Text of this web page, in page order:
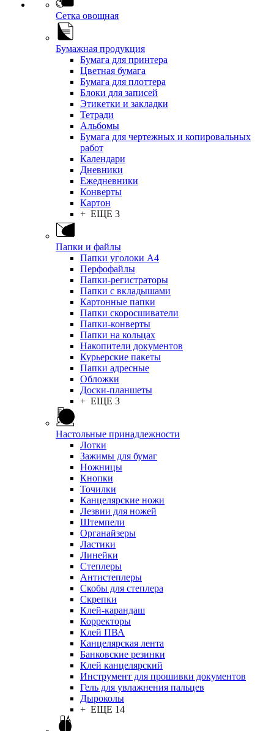
Сетка овощная
Бумажная продукция
Бумага для принтера
Цветная бумага
Бумага для плоттера
Блоки для записей
Этикетки и закладки
Тетради
Альбомы
Бумага для чертежных и копировальных
работ
Календари
Дневники
Ежедневники
Конверты
Картон
+ ЕЩЕ 3
Папки и файлы
Папки уголоки А4
Перфофайлы
Папки-регистраторы
Папки с вкладышами
Картонные папки
Папки скоросшиватели
Папки-конверты
Папки на кольцах
Накопители документов
Курьерские пакеты
Папки адресные
Обложки
Доски-планшеты
+ ЕЩЕ 3
Настольные принадлежности
Лотки
Зажимы для бумаг
Ножницы
Кнопки
Точилки
Канцелярские ножи
Лезвии для ножей
Штемпели
Органайзеры
Ластики
Линейки
Степлеры
Антистеплеры
Скобы для степлера
Скрепки
Клей-карандаш
Корректоры
Клей ПВА
Канцелярская лента
Банковские резинки
Клей канцелярский
Инструмент для прошивки документов
Гель для увлажнения пальцев
Дыроколы
+ ЕЩЕ 14